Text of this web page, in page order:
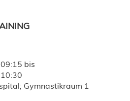
bis
Gymnastikraum 1